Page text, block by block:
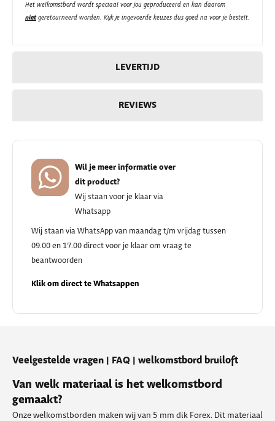
LEVERTIJD
REVIEWS
Het welkomstbord wordt speciaal voor jou geproduceerd en kan daarom
nietgeretourneerd worden. Kijk je ingevoerde keuzes dus goed na voor je bestelt.
Wil je meer informatie over
dit product?
Wij staan voor je klaar via
Whatsapp
Wij staan via WhatsApp van maandag t/m vrijdag tussen
09.00 en 17.00 direct voor je klaar om vraag te
beantwoorden
Klik om direct te Whatsappen
Veelgestelde vragen | FAQ | welkomstbord bruiloft
Van welk materiaal is het welkomstbord
gemaakt?
Onze welkomstborden maken wij van 5 mm dik Forex. Dit materiaal